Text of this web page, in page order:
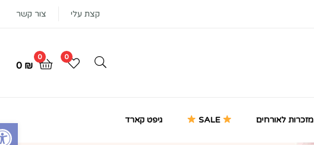
Open toolbar
קצת עלי צור קשר
0
0
₪
מזכרות לאורחים SALE גיפט קארד